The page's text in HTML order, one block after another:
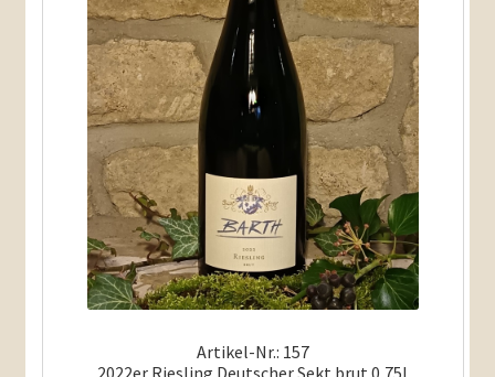
Artikel-Nr.: 157
2022er Riesling Deutscher Sekt brut 0,75l